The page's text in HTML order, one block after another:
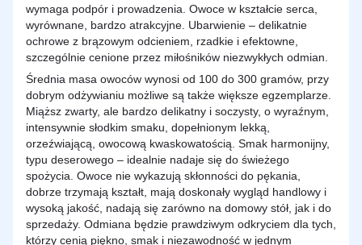
wymaga podpór i prowadzenia. Owoce w kształcie serca,
wyrównane, bardzo atrakcyjne. Ubarwienie – delikatnie
ochrowe z brązowym odcieniem, rzadkie i efektowne,
szczególnie cenione przez miłośników niezwykłych odmian.
Średnia masa owoców wynosi od 100 do 300 gramów, przy
dobrym odżywianiu możliwe są także większe egzemplarze.
Miąższ zwarty, ale bardzo delikatny i soczysty, o wyraźnym,
intensywnie słodkim smaku, dopełnionym lekką,
orzeźwiającą, owocową kwaskowatością. Smak harmonijny,
typu deserowego – idealnie nadaje się do świeżego
spożycia. Owoce nie wykazują skłonności do pękania,
dobrze trzymają kształt, mają doskonały wygląd handlowy i
wysoką jakość, nadają się zarówno na domowy stół, jak i do
sprzedaży. Odmiana będzie prawdziwym odkryciem dla tych,
którzy cenią piękno, smak i niezawodność w jednym